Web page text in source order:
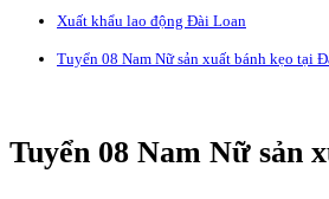
Xuất khẩu lao động Đài Loan
Tuyển 08 Nam Nữ sản xuất bánh kẹo tại
Tuyển 08 Nam Nữ sản